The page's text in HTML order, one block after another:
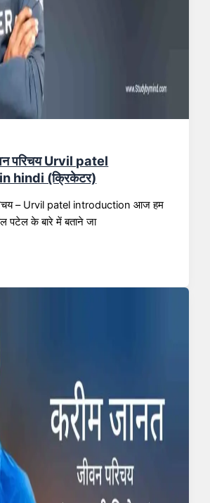
परिचय Urvil patel
hindi (क्रिकेटर)
– Urvil patel introduction आज हम
पटेल के बारे में बताने जा